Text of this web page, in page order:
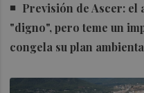
Previsión de Ascer: el
"digno", pero teme un
congela su plan